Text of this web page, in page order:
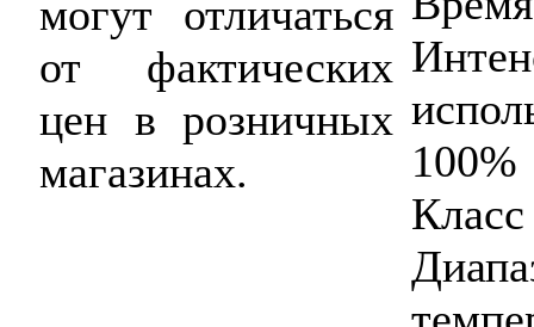
могут отличаться
от фактических
цен в розничных
магазинах.
100%